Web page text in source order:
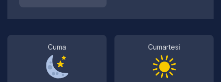
Cuma Cumartesi